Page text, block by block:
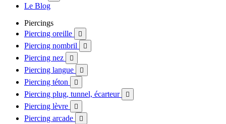
Le Blog
Piercings
Piercing oreille

Piercing nombril 
Piercing nez 
Piercing langue 
Piercing téton 
Piercing plug, tunnel, écarteur 
Piercing lèvre 
Piercing arcade 